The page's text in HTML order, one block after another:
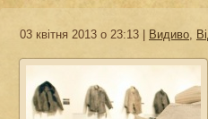
03 квітня 2013 о 23:13 | Видиво,